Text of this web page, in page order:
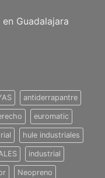
Guadalajara
antiderrapantre
euromatic
hule industriales
industrial
Neopreno